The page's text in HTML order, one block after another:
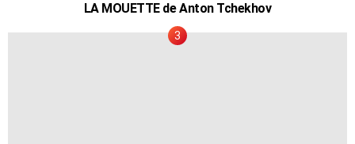
LA MOUETTE de Anton Tchekhov